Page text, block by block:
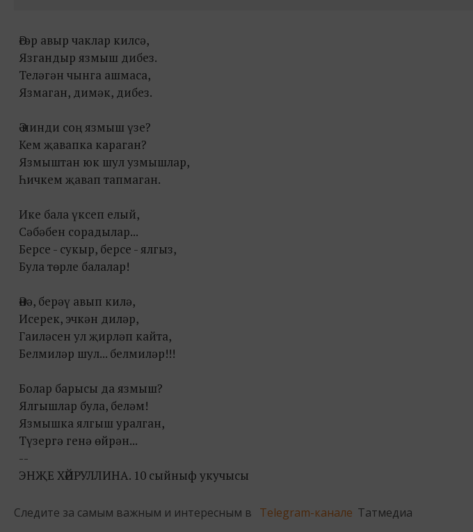
Әгәр авыр чаклар килсә,
Язгандыр язмыш дибез.
Теләгән чынга ашмаса,
Язмаган, димәк, дибез.
Ә нинди соң язмыш үзе?
Кем җавапка караган?
Язмыштан юк шул узмышлар,
Һичкем җавап тапмаган.
Ике бала үксеп елый,
Сәбәбен сорадылар...
Берсе - сукыр, берсе - ялгыз,
Була төрле балалар!
Әнә, берәү авып килә,
Исерек, эчкән диләр,
Гаиләсен ул җирләп кайта,
Белмиләр шул... белмиләр!!!
Болар барысы да язмыш?
Ялгышлар була, беләм!
Язмышка ялгыш уралган,
Түзергә генә өйрән...
--
ЭНҖЕ ХӘЙРУЛЛИНА. 10 сыйныф укучысы
Следите за самым важным и интересным в Telegram-канале Татмедиа